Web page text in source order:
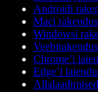
Androidi
Maci rakendus
Windowsi
Veebirakendus
Chrome’i
Edge’i
Allalaadimised